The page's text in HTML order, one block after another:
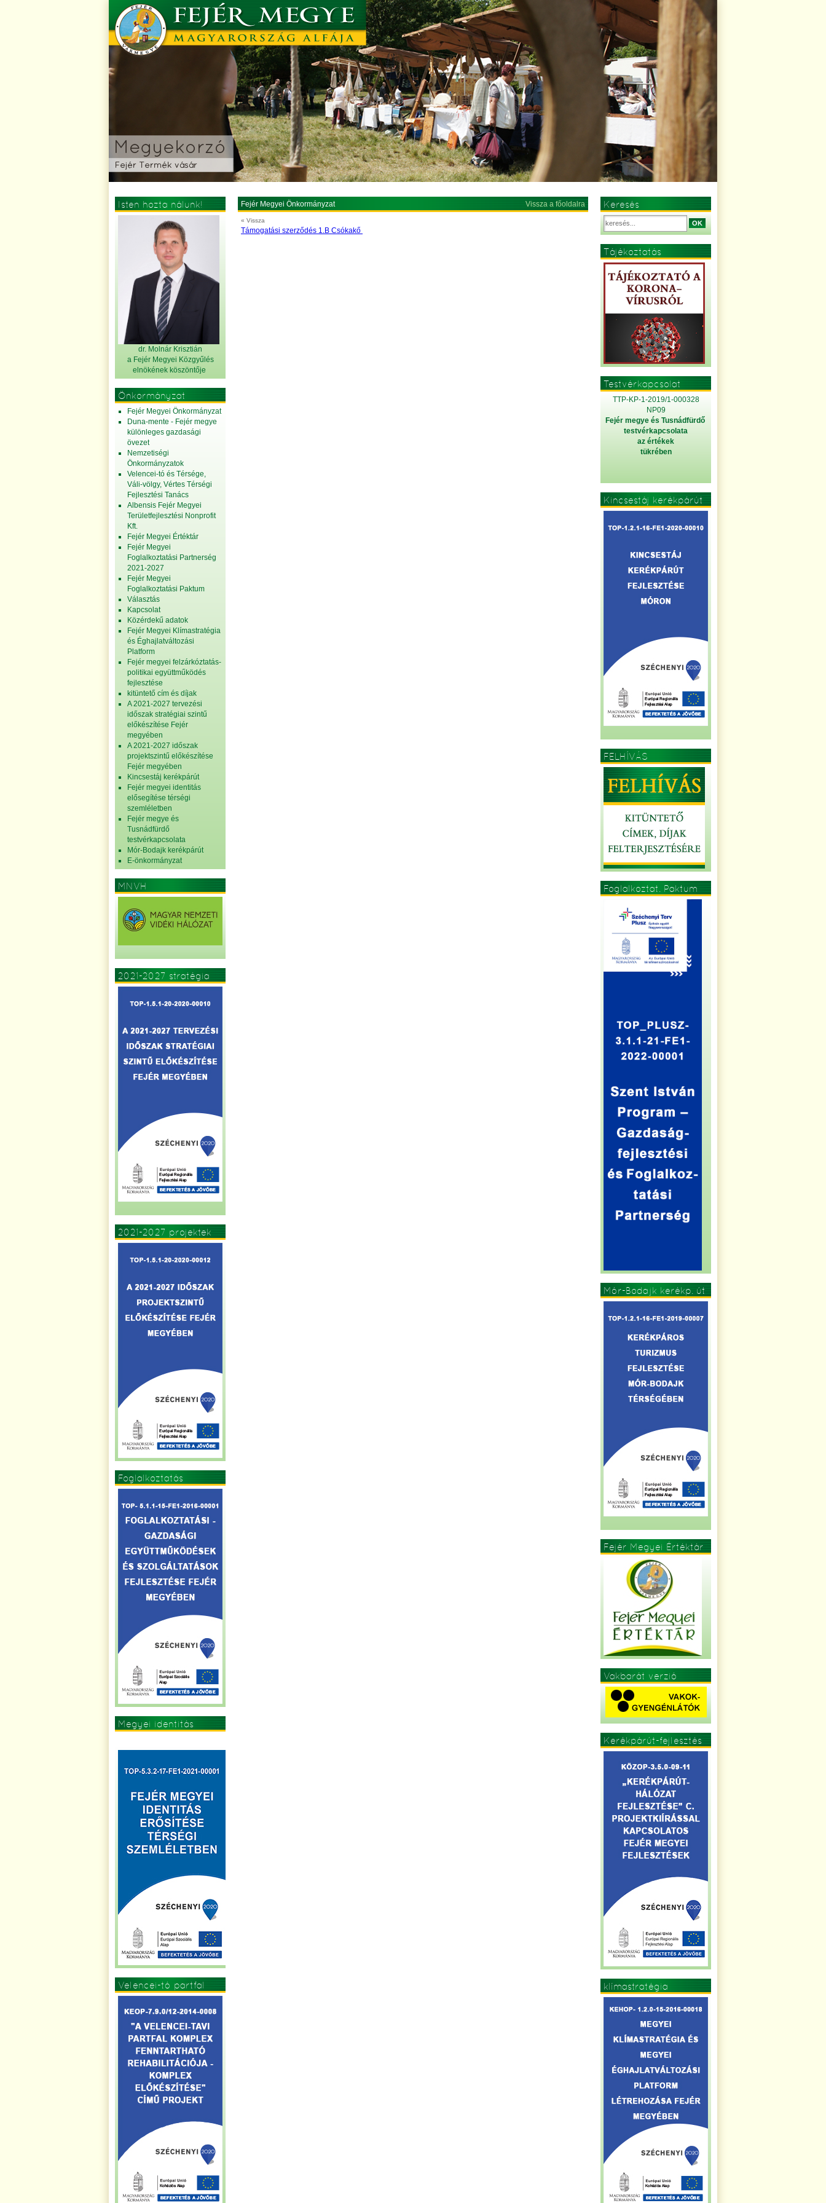
Isten hozta nálunk!
dr. Molnár Krisztián
a Fejér Megyei Közgyűlés
elnökének köszöntője
Önkormányzat
Fejér Megyei Önkormányzat
Duna-mente - Fejér megye
különleges gazdasági
övezet
Nemzetiségi
Önkormányzatok
Velencei-tó és Térsége,
Váli-völgy, Vértes Térségi
Fejlesztési Tanács
Albensis Fejér Megyei
Területfejlesztési Nonprofit
Kft.
Fejér Megyei Értéktár
Fejér Megyei
Foglalkoztatási Partnerség
2021-2027
Fejér Megyei
Foglalkoztatási Paktum
Választás
Kapcsolat
Közérdekű adatok
Fejér Megyei Klímastratégia
és Éghajlatváltozási
Platform
Fejér megyei felzárkóztatás-
politikai együttműködés
fejlesztése
kitüntető cím és díjak
A 2021-2027 tervezési
időszak stratégiai szintű
előkészítése Fejér
megyében
A 2021-2027 időszak
projektszintű előkészítése
Fejér megyében
Kincsestáj kerékpárút
Fejér megyei identitás
elősegítése térségi
szemléletben
Fejér megye és
Tusnádfürdő
testvérkapcsolata
Mór-Bodajk kerékpárút
E-önkormányzat
MNVH
2021-2027 stratégia
2021-2027 projektek
Foglalkoztatás
Megyei identitás
Velencei-tó partfal
Fejér Megyei Önkormányzat Vissza a főoldalra
« Vissza
Támogatási szerződés 1.B Csókakő
Keresés
OK
Tájékoztatás
Testvérkapcsolat
TTP-KP-1-2019/1-000328
NP09
Fejér megye és Tusnádfürdő
testvérkapcsolata
az értékek
tükrében
Kincsestáj kerékpárút
FELHÍVÁS
Foglalkoztat. Paktum
Mór-Bodajk kerékp. út
Fejér Megyei Értéktár
Vakbarát verzió
Kerékpárút-fejlesztés
klímastratégia